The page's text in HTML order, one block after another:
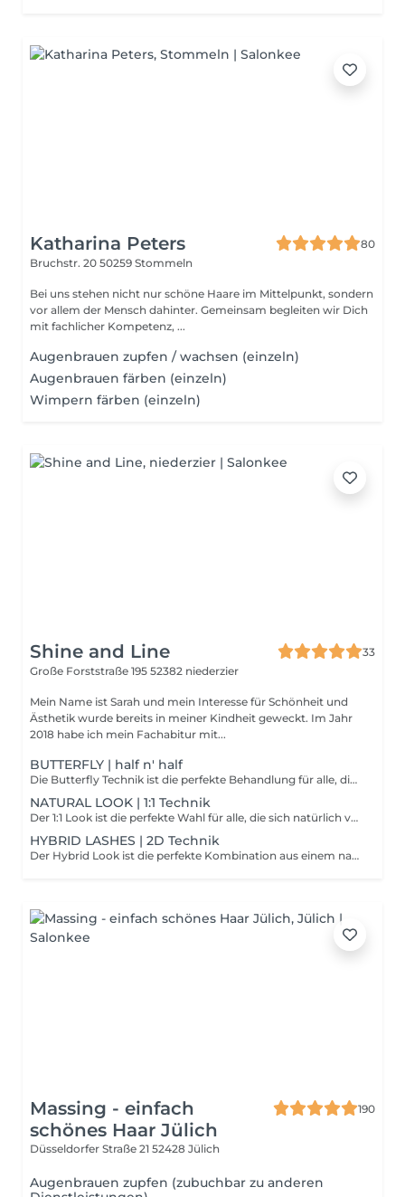
Katharina Peters
80
Bruchstr. 20 50259 Stommeln
Bei uns stehen nicht nur schöne Haare im Mittelpunkt, sondern
vor allem der Mensch dahinter. Gemeinsam begleiten wir Dich
mit fachlicher Kompetenz, ...
Augenbrauen zupfen / wachsen (einzeln)
Augenbrauen färben (einzeln)
Wimpern färben (einzeln)
Shine and Line
33
Große Forststraße 195 52382 niederzier
Mein Name ist Sarah und mein Interesse für Schönheit und
Ästhetik wurde bereits in meiner Kindheit geweckt. Im Jahr
2018 habe ich mein Fachabitur mit...
BUTTERFLY | half n' half
Die Butterfly Technik ist die perfekte Behandlung für alle, die einen besonders natürlichen, leichten und dennoch ausdrucksstarken Wimpernlook lieben. Bei dieser Technik werden zunächst die natürlichen Wimpern eingefärbt, wodurch sie dunkler, definierter und optisch voller wirken. Anschließend werden ausschließlich die Wimpernspitzen mit einzelnen Extensions im 1:1-Verfahren verlängert. So entsteht ein wunderschöner Effekt, bei dem die eigenen Wimpern ganz natürlich mit den Extensions verschmelzen. Durch die Kombination aus gefärbten Naturwimpern und verlängerten Spitzen wirken die Wimpern optisch länger und geschwungener, ohne dass sie schwer oder künstlich aussehen. Das Ergebnis ist besonders fein, clean und elegant – wie deine eigenen Wimpern, nur länger, dunkler und definierter. Die Butterfly Technik eignet sich ideal für alle, die einen natürlichen „Mascara-Look“ mit zusätzlicher Länge wünschen und dabei auf ein leichtes, dezentes Finish setzen. Natural, effortless & elegant – für einen zarten Wimpernlook mit wunderschön verlängerten Spitzen.
NATURAL LOOK | 1:1 Technik
Der 1:1 Look ist die perfekte Wahl für alle, die sich natürlich verlängerte, definierte und elegant geschwungene Wimpern wünschen. Bei dieser klassischen Technik wird auf jede einzelne natürliche Wimper genau eine Extension appliziert. Dadurch entsteht ein besonders sauberer und gleichmäßiger Look, bei dem die eigenen Wimpern optisch verlängert und betont werden, ohne an Leichtigkeit zu verlieren. Die Länge, Stärke und der Schwung der Extensions werden individuell an deine natürlichen Wimpern angepasst. So können die Augen wunderschön betont und die natürliche Augenform harmonisch unterstrichen werden. Das Ergebnis ist ein klassischer, gepflegter und natürlicher Wimpernlook – perfekt für alle, die längere und dunklere Wimpern möchten, aber auf einen dezenten und eleganten Stil setzen. Clean, classic & natural – wie deine eigenen Wimpern, nur länger, definierter und perfekt geschwungen.
HYBRID LASHES | 2D Technik
Der Hybrid Look ist die perfekte Kombination aus einem natürlichen 1:1 Look und einem soft voluminösen Wimpern-Styling. Er eignet sich ideal für alle, die sich mehr Fülle und Ausdruck, aber dennoch ein leichtes und elegantes Ergebnis wünschen. Bei dieser Technik werden einzelne 1:1 Extensions mit feinen Volumenfächern kombiniert. Dadurch entsteht eine wunderschöne Mischung aus definierten Einzelwimpern und sanftem Volumen. Die unterschiedlichen Techniken sorgen für mehr Struktur und verleihen den Wimpern einen besonders modernen und individuellen Look. Das Ergebnis wirkt voller und ausdrucksstärker als ein klassischer 1:1 Look, bleibt dabei aber weich, leicht und natürlich. Länge, Dichte und Styling werden individuell auf deine Augenform und deine natürlichen Wimpern abgestimmt. Perfekt für alle, die sich mehr Volumen wünschen, aber keinen zu starken oder schweren Look möchten. Soft, defined & voluminous – die perfekte Balance zwischen Natürlichkeit und Glamour.
Massing - einfach
schönes Haar Jülich
190
Düsseldorfer Straße 21 52428 Jülich
Augenbrauen zupfen (zubuchbar zu anderen